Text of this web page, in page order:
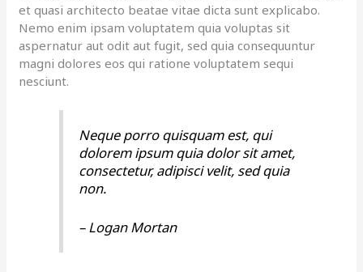
et quasi architecto beatae vitae dicta sunt explicabo.
Nemo enim ipsam voluptatem quia voluptas sit
aspernatur aut odit aut fugit, sed quia consequuntur
magni dolores eos qui ratione voluptatem sequi
nesciunt.
Neque porro quisquam est, qui
dolorem ipsum quia dolor sit amet,
consectetur, adipisci velit, sed quia
non.
– Logan Mortan